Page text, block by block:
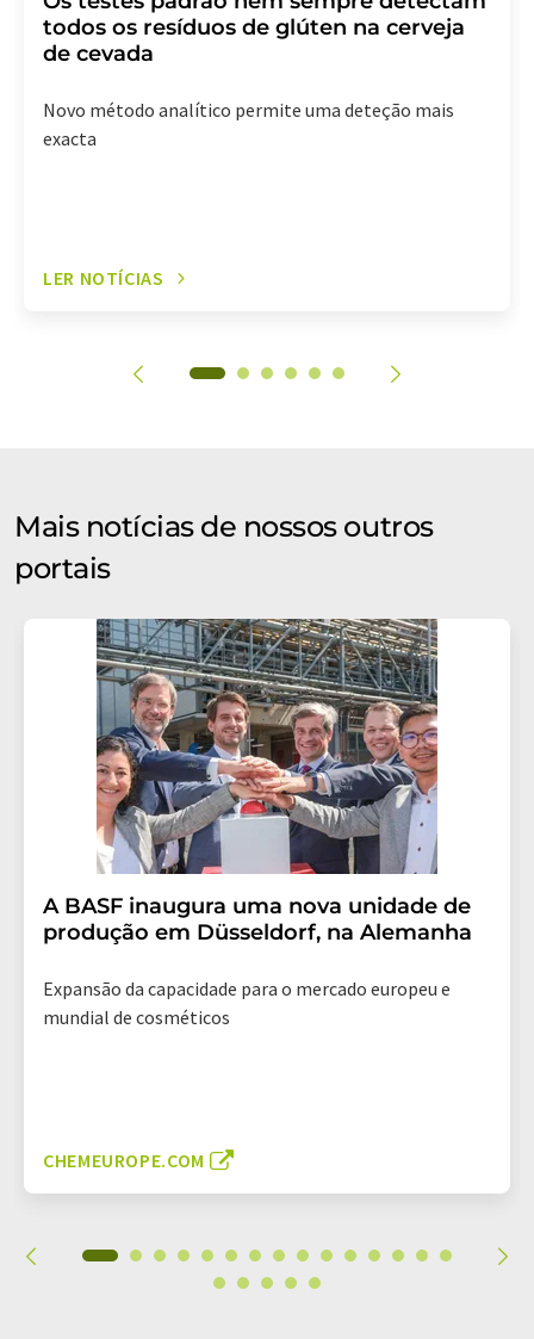
todos os resíduos de glúten na cerveja
de cevada
Novo método analítico permite uma deteção mais
exacta
LER NOTÍCIAS
Mais notícias de nossos outros
portais
A BASF inaugura uma nova unidade de
produção em Düsseldorf, na Alemanha
Expansão da capacidade para o mercado europeu e
mundial de cosméticos
CHEMEUROPE.COM